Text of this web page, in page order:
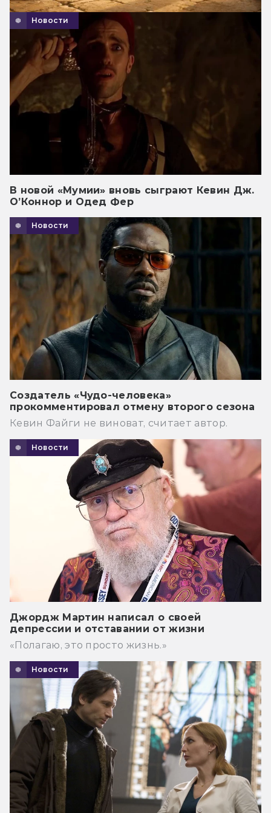
Новости
В новой «Мумии» вновь сыграют Кевин Дж.
О’Коннор и Одед Фер
Новости
Создатель «Чудо-человека»
прокомментировал отмену второго сезона
Кевин Файги не виноват, считает автор.
Новости
Джордж Мартин написал о своей
депрессии и отставании от жизни
«Полагаю, это просто жизнь.»
Новости